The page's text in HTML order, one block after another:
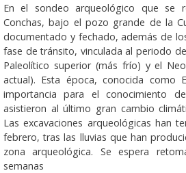
En el sondeo arqueológico que se
Conchas, bajo el pozo grande de la
documentado y fechado, además de
fase de tránsito, vinculada al periodo
Paleolítico superior (más frío) y el
actual). Esta época, conocida como
importancia para el conocimiento
asistieron al último gran cambio
Las excavaciones arqueológicas han
febrero, tras las lluvias que han
zona arqueológica. Se espera
semanas